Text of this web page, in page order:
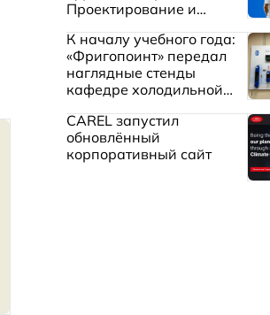
Проектирование и
охлаждения жидкостей»
К началу учебного года:
«Фригопоинт» передал
наглядные стенды
кафедре холодильной
Баумана
CAREL запустил
обновлённый
корпоративный сайт